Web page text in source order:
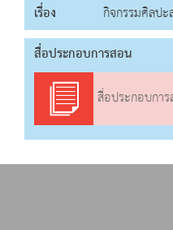
เรื่อง
กิจกรรมศิลปะ
สื่อประกอบการสอน
สื่อประกอบการสอน